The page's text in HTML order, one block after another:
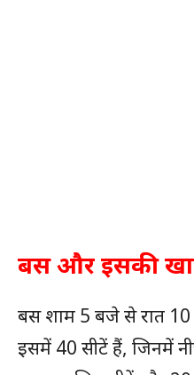
बस और इसकी
बस शाम 5 बजे से रात
इसमें 40 सीटें हैं, जिनमें